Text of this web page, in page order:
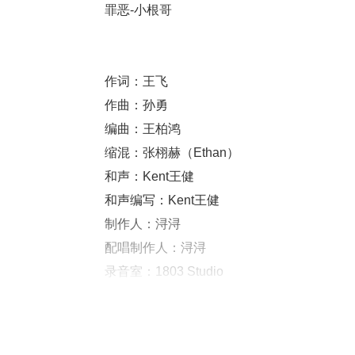
罪恶-小根哥
作词：王飞
作曲：孙勇
编曲：王柏鸿
缩混：张栩赫（Ethan）
和声：Kent王健
和声编写：Kent王健
制作人：浔浔
配唱制作人：浔浔
录音室：1803 Studio